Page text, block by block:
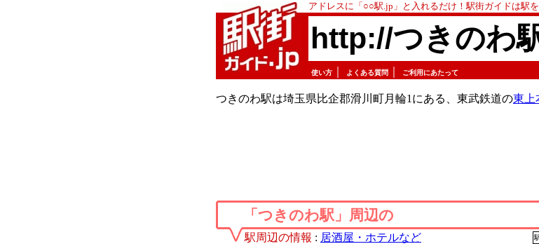
アドレスに「○○駅.jp」と入れるだけ！駅街ガイドは駅
http://つきのわ
使い方 よくある質問 ご利用にあたって
つきのわ駅は埼玉県比企郡滑川町月輪1にある、東武鉄道の東上
「つきのわ駅」周辺の
駅周辺の情報 : 居酒屋・ホテルなど